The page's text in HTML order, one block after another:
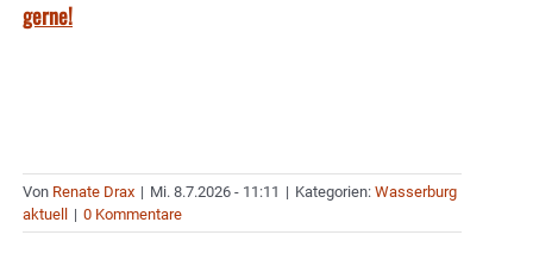
gerne!
Von Renate Drax | Mi. 8.7.2026 - 11:11 | Kategorien: Wasserburg
aktuell
| 0 Kommentare